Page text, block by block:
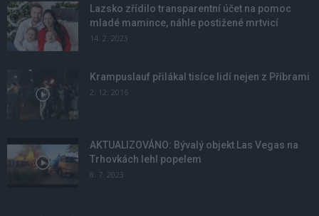
Lazsko zřídilo transparentní účet na pomoc
mladé mamince, náhle postižené mrtvicí
14. 2. 2023
Krampuslauf přilákal tisíce lidí nejen z Příbrami
2. 12. 2016
AKTUALIZOVÁNO: Bývalý objekt Las Vegas na
Trhovkách lehl popelem
8. 7. 2023